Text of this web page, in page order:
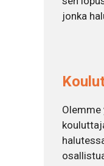
jonka
Olemme